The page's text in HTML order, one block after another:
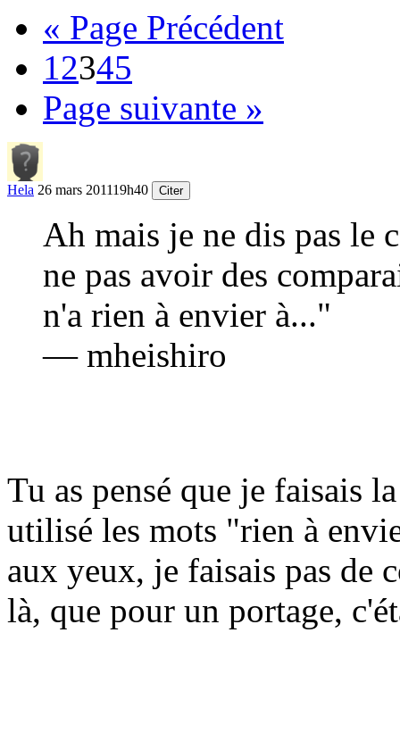
« Page Précédent
12345
Page suivante »
Hela 26 mars 201119h40 Citer
Ah mais je ne dis pas le
ne pas avoir des
n'a rien à envier à..."
— mheishiro
Tu as pensé que je faisais
utilisé les mots "rien à
aux yeux, je faisais pas de
là, que pour un portage,